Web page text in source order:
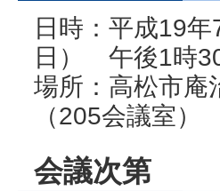
日時：平成19
日） 午後1時
場所：高松市
（205会議室）
会議次第